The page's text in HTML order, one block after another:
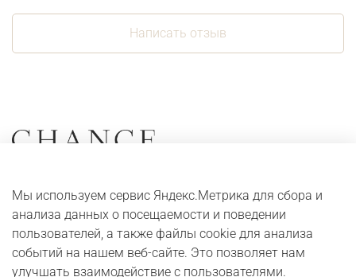
Написать отзыв
Серьги
Кольца
Колье
Адреса и контакты
Оплата и доставка
Digital журнал
Мы используем сервис Яндекс.Метрика для сбора и
анализа данных о посещаемости и поведении
пользователей, а также файлы cookie для анализа
событий на нашем веб-сайте. Это позволяет нам
улучшать взаимодействие с пользователями.